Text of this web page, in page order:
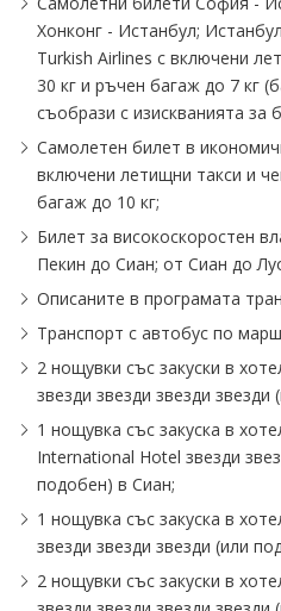
Хонконг - Истанбул;
Turkish Airlines с включени
30 кг и ръчен багаж до 7 кг
съобрази с изискванията за
Самолетен билет в
включени летищни такси и
багаж до 10 кг;
Билет за високоскоростен
Пекин до Сиан; от Сиан до
Описаните в програмата
Транспорт с автобус по
2 нощувки със закуски в
звезди звезди звезди
1 нощувкa със закускa в
International Hotel звезди
подобен) в Сиан;
1 нощувкa със закускa в
звезди звезди звезди (или
2 нощувки със закуски в